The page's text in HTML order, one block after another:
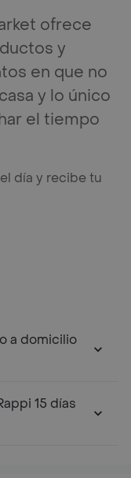
ofrece
y
en que no
y lo único
el tiempo
día y recibe tu
a domicilio
15 días